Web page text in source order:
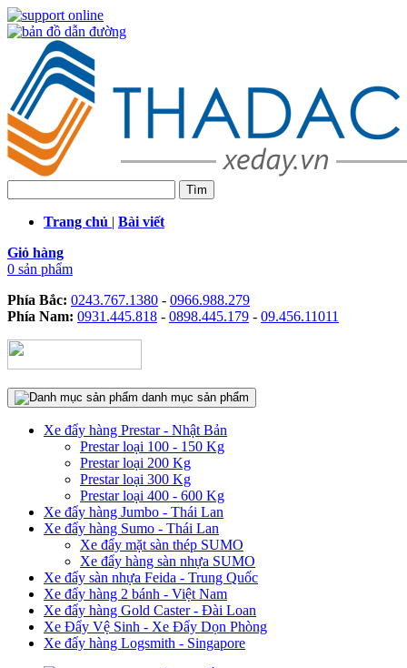
Trang chủ | Bài viết
Giỏ hàng
0 sản phẩm
Phía Bắc: 0243.767.1380 - 0966.988.279
Phía Nam: 0931.445.818 - 0898.445.179 - 09.456.11011
danh mục sản phẩm
Xe đẩy hàng Prestar - Nhật Bản
Prestar loại 100 - 150 Kg
Prestar loại 200 Kg
Prestar loại 300 Kg
Prestar loại 400 - 600 Kg
Xe đẩy hàng Jumbo - Thái Lan
Xe đẩy hàng Sumo - Thái Lan
Xe đẩy mặt sàn thép SUMO
Xe đẩy hàng sàn nhựa SUMO
Xe đẩy sàn nhựa Feida - Trung Quốc
Xe đẩy hàng 2 bánh - Việt Nam
Xe đẩy hàng Gold Caster - Đài Loan
Xe Đẩy Vệ Sinh - Xe Đẩy Dọn Phòng
Xe đẩy hàng Logsmith - Singapore